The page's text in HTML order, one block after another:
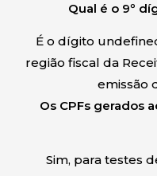
Qual é o 9º
É o dígito
região fiscal da
emissão
Os CPFs gerados
Sim, para testes